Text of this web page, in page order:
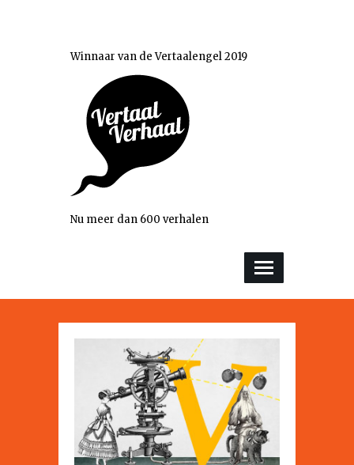
Winnaar van de Vertaalengel 2019
Nu meer dan 600 verhalen